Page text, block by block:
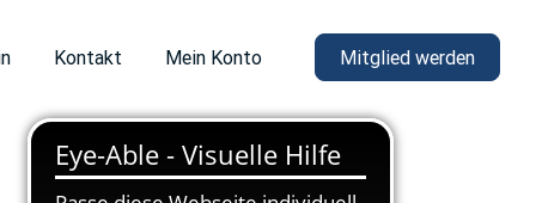
Kontakt Mein Konto Mitglied werden